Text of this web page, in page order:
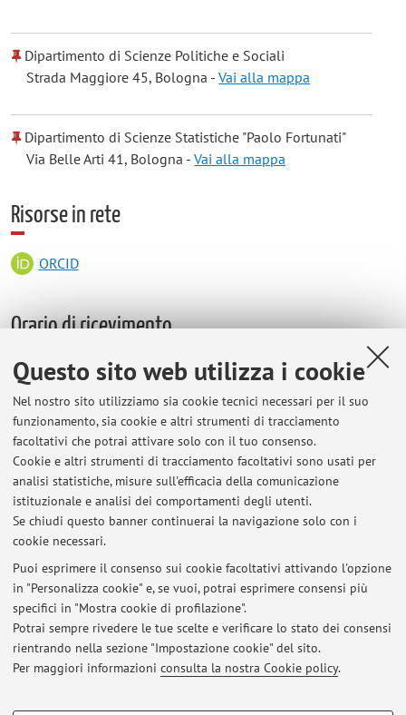
Questo sito web utilizza i cookie
Nel nostro sito utilizziamo sia cookie tecnici necessari per il suo
funzionamento, sia cookie e altri strumenti di tracciamento
facoltativi che potrai attivare solo con il tuo consenso.
Cookie e altri strumenti di tracciamento facoltativi sono usati per
analisi statistiche, misure sull'efficacia della comunicazione
istituzionale e analisi dei comportamenti degli utenti.
Se chiudi questo banner continuerai la navigazione solo con i
cookie necessari.
Puoi esprimere il consenso sui cookie facoltativi attivando l'opzione
in "Personalizza cookie" e, se vuoi, potrai esprimere consensi più
specifici in "Mostra cookie di profilazione".
Potrai sempre rivedere le tue scelte e verificare lo stato dei consensi
rientrando nella sezione "Impostazione cookie" del sito.
Per maggiori informazioni consulta la nostra Cookie policy.
Dipartimento di Scienze Politiche e Sociali
Strada Maggiore 45, Bologna -Vai alla mappa
Dipartimento di Scienze Statistiche "Paolo Fortunati"
Via Belle Arti 41, Bologna -Vai alla mappa
Risorse in rete
ORCID
Orario di ricevimento
a.a. 2024/2025 II semestre: il ricevimento si terrà in presenza
ogniMartedì 14:00-16:00e online su appuntamento (email:
fabio.leone2@unibo.it)
Si prega comunque di concordare anticipatamente il
ricevimento (sia in presenza sia online) via email.
Si prega di consultare regolarmente gli AVVISI su questo
portale per eventuali cancellazioni o modifiche
Ultimi avvisi
Al momento non sono presenti avvisi.